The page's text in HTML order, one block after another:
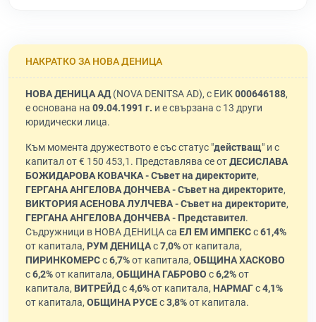
НАКРАТКО ЗА НОВА ДЕНИЦА
НОВА ДЕНИЦА АД(NOVA DENITSA AD), с ЕИК000646188,
е основана на 09.04.1991 г. и е свързана с 13 други
юридически лица.
Към момента дружеството е със статус "действащ" и с
капитал от € 150 453,1. Представлява се отДЕСИСЛАВА
БОЖИДАРОВА КОВАЧКА - Съвет на директорите,
ГЕРГАНА АНГЕЛОВА ДОНЧЕВА - Съвет на директорите,
ВИКТОРИЯ АСЕНОВА ЛУЛЧЕВА - Съвет на директорите,
ГЕРГАНА АНГЕЛОВА ДОНЧЕВА - Представител.
Съдружници в НОВА ДЕНИЦА са ЕЛ ЕМ ИМПЕКСс61,4%
от капитала, РУМ ДЕНИЦАс7,0%от капитала,
ПИРИНКОМЕРСс6,7%от капитала, ОБЩИНА ХАСКОВО
с6,2%от капитала, ОБЩИНА ГАБРОВО с6,2%от
капитала, ВИТРЕЙДс4,6%от капитала, НАРМАГс4,1%
от капитала, ОБЩИНА РУСЕс3,8%от капитала.